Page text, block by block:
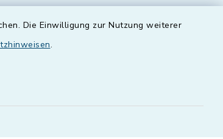
Die Einwilligung zur Nutzung weiterer
.